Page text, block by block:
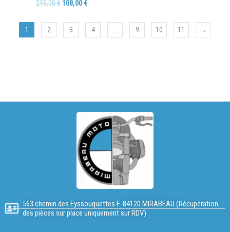
215,00€ 108,00 €
1 2 3 4 9 10 11 →
563 chemin des Eyssouquettes F-84120 MIRABEAU (Récupération
des pièces sur place uniquement sur RDV)